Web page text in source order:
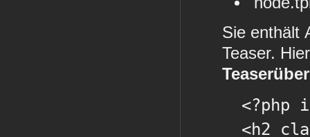
Sie enthält
Teaser.
<?php
<h2